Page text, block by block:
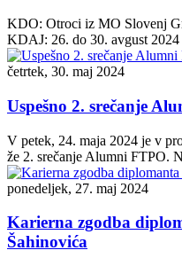
KDO: Otroci iz MO Slovenj
KDAJ: 26. do 30. avgust
četrtek, 30. maj 2024
Uspešno 2. srečanje
V petek, 24. maja 2024 je v
že 2. srečanje Alumni FTPO.
ponedeljek, 27. maj 2024
Karierna zgodba
Šahinovića